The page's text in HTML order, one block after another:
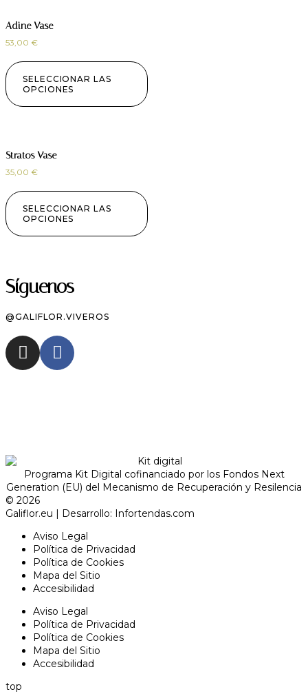
Adine Vase
53,00 €
SELECCIONAR LAS
OPCIONES
Stratos Vase
35,00 €
SELECCIONAR LAS
OPCIONES
Síguenos
@GALIFLOR.VIVEROS
Programa Kit Digital cofinanciado por los Fondos Next
Generation (EU) del Mecanismo de Recuperación y Resilencia
© 2026
Galiflor.eu | Desarrollo: Infortendas.com
Aviso Legal
Política de Privacidad
Política de Cookies
Mapa del Sitio
Accesibilidad
Aviso Legal
Política de Privacidad
Política de Cookies
Mapa del Sitio
Accesibilidad
top